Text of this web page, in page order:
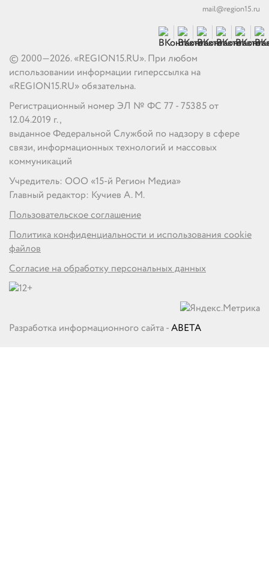
mail@region15.ru
© 2000—2026. «REGION15.RU». При любом
использовании информации гиперссылка на
«REGION15.RU» обязательна.
Регистрационный номер ЭЛ № ФС 77 - 75385 от
12.04.2019 г.,
выданное Федеральной Службой по надзору в сфере
связи, информационных технологий и массовых
коммуникаций
Учредитель: ООО «15-й Регион Медиа»
Главный редактор: Кучиев А. М.
Пользовательское соглашение
Политика конфиденциальности и использования cookie
файлов
Согласие на обработку персональных данных
Разработка информационного сайта -ABETA